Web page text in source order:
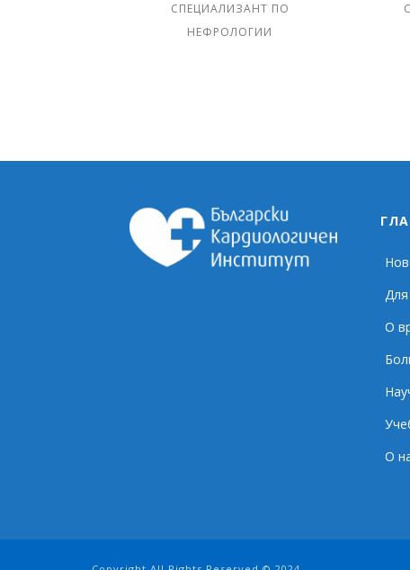
СПЕЦИАЛИЗАНТ ПО
НЕФРОЛОГИИ
О
О